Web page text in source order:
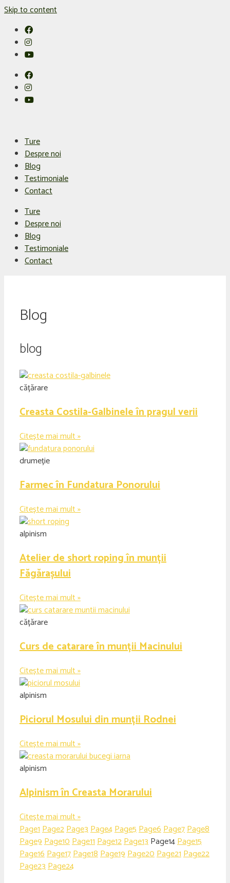
Skip to content
Ture
Despre noi
Blog
Testimoniale
Contact
Ture
Despre noi
Blog
Testimoniale
Contact
Blog
blog
cățărare
Creasta Costila-Galbinele în pragul verii
Citește mai mult »
drumeție
Farmec în Fundatura Ponorului
Citește mai mult »
alpinism
Atelier de short roping în munții
Făgărașului
Citește mai mult »
cățărare
Curs de catarare în munții Macinului
Citește mai mult »
alpinism
Piciorul Mosului din munții Rodnei
Citește mai mult »
alpinism
Alpinism în Creasta Morarului
Citește mai mult »
Page1Page2Page3Page4Page5Page6Page7Page8
Page9Page10Page11Page12Page13Page14Page15
Page16Page17Page18Page19Page20Page21Page22
Page23Page24